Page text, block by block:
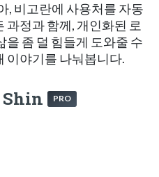
, 비고란에 사용처를 자동
과정과 함께, 개인화된 로
을 좀 덜 힘들게 도와줄 수
이야기를 나눠봅니다.
PRO